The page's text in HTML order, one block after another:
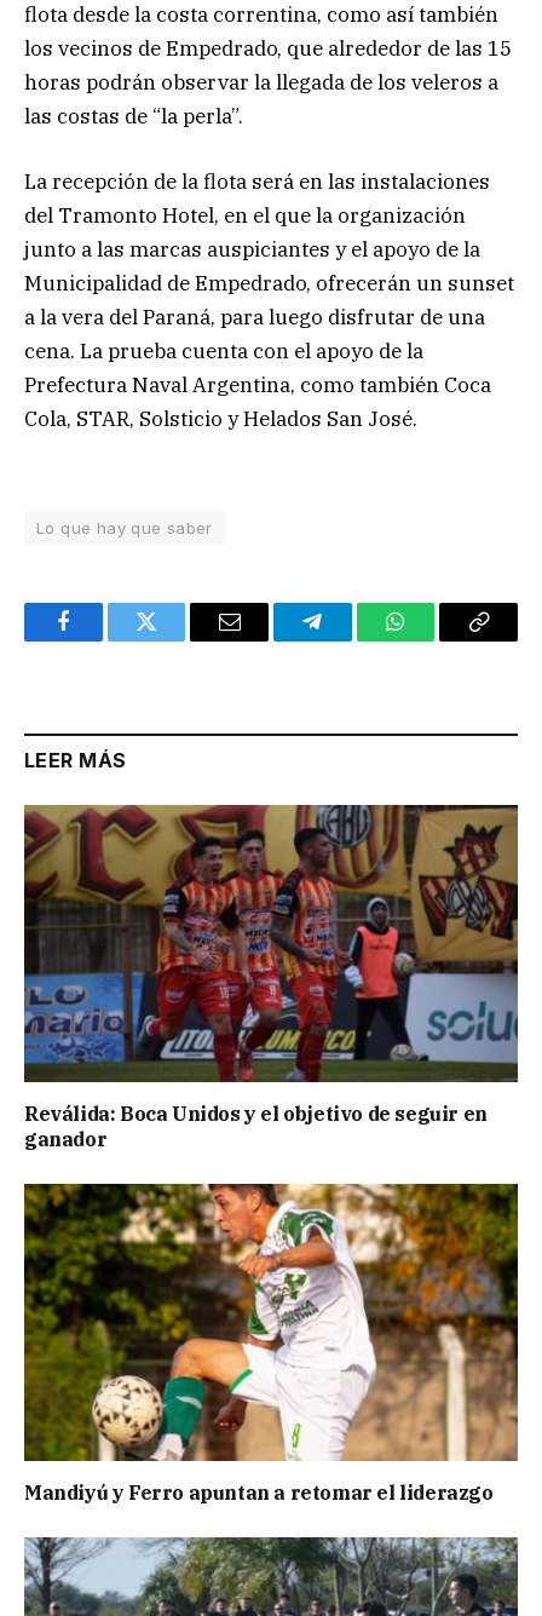
flota desde la costa correntina, como así también
los vecinos de Empedrado, que alrededor de las 15
horas podrán observar la llegada de los veleros a
las costas de “la perla”.
La recepción de la flota será en las instalaciones
del Tramonto Hotel, en el que la organización
junto a las marcas auspiciantes y el apoyo de la
Municipalidad de Empedrado, ofrecerán un sunset
a la vera del Paraná, para luego disfrutar de una
cena. La prueba cuenta con el apoyo de la
Prefectura Naval Argentina, como también Coca
Cola, STAR, Solsticio y Helados San José.
Lo que hay que saber
FacebookTwitter Email TelegramWhatsAppCopy
LEER MÁS
Reválida: Boca Unidos y el objetivo de seguir en
ganador
Mandiyú y Ferro apuntan a retomar el liderazgo